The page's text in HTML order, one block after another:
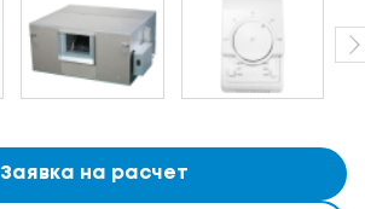
Заявка на расчет